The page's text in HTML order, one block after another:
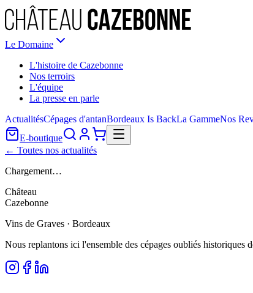
Le Domaine
L'histoire de Cazebonne
Nos terroirs
L'équipe
La presse en parle
ActualitésCépages d'antanBordeaux Is BackLa GammeNos
E-boutique
← Toutes nos actualités
Chargement…
Château
Cazebonne
Vins de Graves · Bordeaux
Nous replantons ici l'ensemble des cépages oubliés historiques